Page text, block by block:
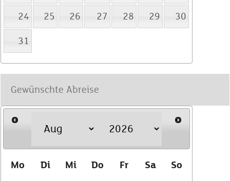
24 25 26 27 28 29 30
31
Mo Di Mi Do Fr Sa So